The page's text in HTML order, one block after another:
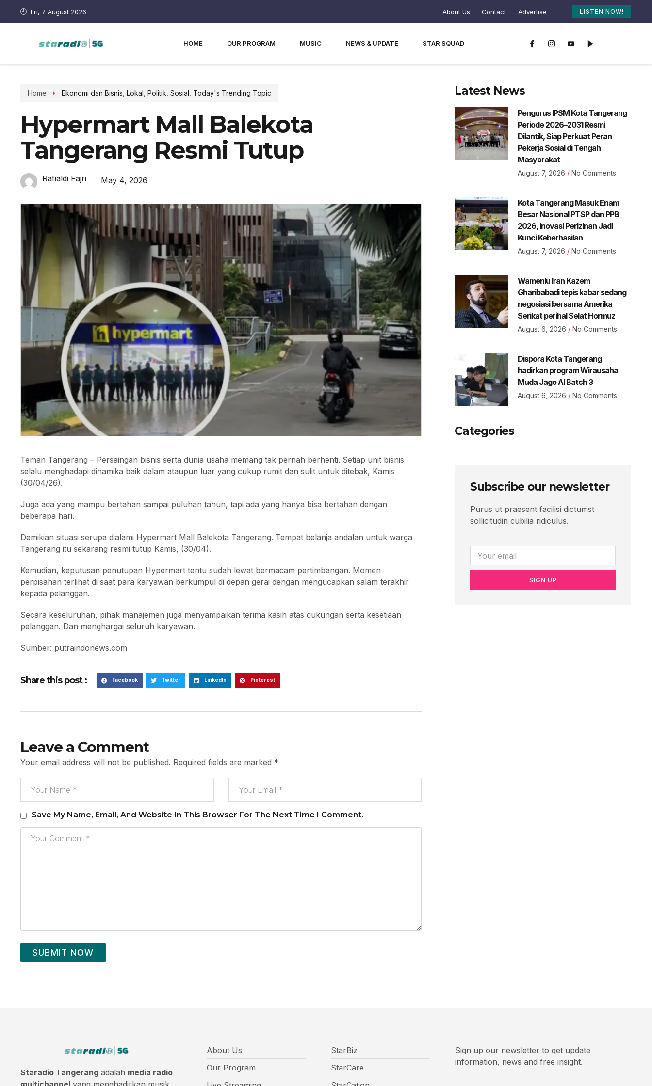
Fri, 7 August 2026 About Us Contact Advertise LISTEN NOW!
HOME OUR PROGRAM MUSIC NEWS & UPDATE STAR SQUAD
Home Ekonomi dan Bisnis Lokal Politik Sosial Today's Trending Topic
Hypermart Mall Balekota
Tangerang Resmi Tutup
Rafialdi Fajri May 4, 2026
Teman Tangerang – Persaingan bisnis serta dunia usaha memang tak pernah berhenti. Setiap unit bisnis
selalu menghadapi dinamika baik dalam ataupun luar yang cukup rumit dan sulit untuk ditebak, Kamis
(30/04/26).
Juga ada yang mampu bertahan sampai puluhan tahun, tapi ada yang hanya bisa bertahan dengan
beberapa hari.
Demikian situasi serupa dialami Hypermart Mall Balekota Tangerang. Tempat belanja andalan untuk warga
Tangerang itu sekarang resmi tutup Kamis, (30/04).
Kemudian, keputusan penutupan Hypermart tentu sudah lewat bermacam pertimbangan. Momen
perpisahan terlihat di saat para karyawan berkumpul di depan gerai dengan mengucapkan salam terakhir
kepada pelanggan.
Secara keseluruhan, pihak manajemen juga menyampaikan terima kasih atas dukungan serta kesetiaan
pelanggan. Dan menghargai seluruh karyawan.
Sumber: putraindonews.com
Share this post : Facebook Twitter LinkedIn Pinterest
Leave a Comment
Your email address will not be published. Required fields are marked *
Save My Name, Email, And Website In This Browser For The Next Time I Comment.
SUBMIT NOW
Latest News
Pengurus IPSM Kota Tangerang
Periode 2026–2031 Resmi
Dilantik, Siap Perkuat Peran
Pekerja Sosial di Tengah
Masyarakat
August 7, 2026 No Comments
Kota Tangerang Masuk Enam
Besar Nasional PTSP dan PPB
2026, Inovasi Perizinan Jadi
Kunci Keberhasilan
August 7, 2026 No Comments
Wamenlu Iran Kazem
Gharibabadi tepis kabar sedang
negosiasi bersama Amerika
Serikat perihal Selat Hormuz
August 6, 2026 No Comments
Dispora Kota Tangerang
hadirkan program Wirausaha
Muda Jago AI Batch 3
August 6, 2026 No Comments
Categories
Subscribe our newsletter
Purus ut praesent facilisi dictumst
sollicitudin cubilia ridiculus.
SIGN UP
Staradio Tangerang adalah media radio
About Us
Our Program
StarBiz
StarCare
Sign up our newsletter to get update
information, news and free insight.